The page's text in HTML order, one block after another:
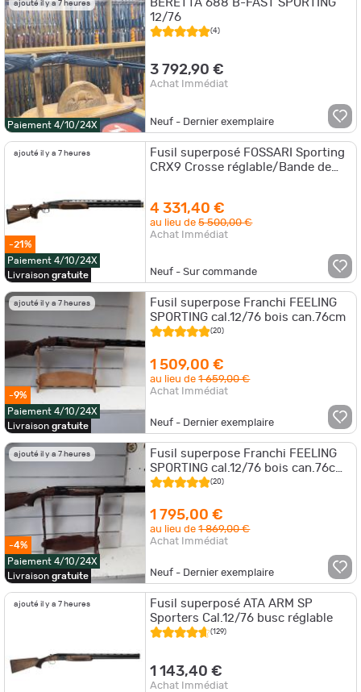
ajouté il y a 7 heures
Paiement 4/10/24X
BERETTA 688 B-FAST SPORTING
12/76
(4)
3 792,90 €
Achat Immédiat
Neuf - Dernier exemplaire
ajouté il y a 7 heures
-21%
Paiement 4/10/24X
Livraison gratuite
Fusil superposé FOSSARI Sporting
CRX9 Crosse réglable/Bande de
4 331,40 €
au lieu de5 500,00 €
Achat Immédiat
Neuf - Sur commande
ajouté il y a 7 heures
-9%
Paiement 4/10/24X
Livraison gratuite
Fusil superpose Franchi FEELING
SPORTING cal.12/76 bois can.76cm
(20)
1 509,00 €
au lieu de1 659,00 €
Achat Immédiat
Neuf - Dernier exemplaire
ajouté il y a 7 heures
-4%
Paiement 4/10/24X
Livraison gratuite
Fusil superpose Franchi FEELING
SPORTING cal.12/76 bois can.76cm
crosse reglable
(20)
1 795,00 €
au lieu de1 869,00 €
Achat Immédiat
Neuf - Dernier exemplaire
ajouté il y a 7 heures
Fusil superposé ATA ARM SP
Sporters Cal.12/76 busc réglable
(129)
1 143,40 €
Achat Immédiat